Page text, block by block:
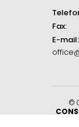
Fax:
E-mail:
©